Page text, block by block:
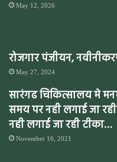
May 12, 2026
रोजगार पंजीयन,
May 27, 2024
सारंगढ चिकित्सालय मे
समय पर नही लगाई जा
नही लगाई जा रही टीका…
November 16, 2021